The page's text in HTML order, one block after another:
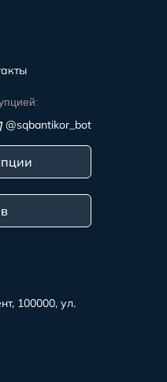
100000, ул.
@sqbantikor_bot